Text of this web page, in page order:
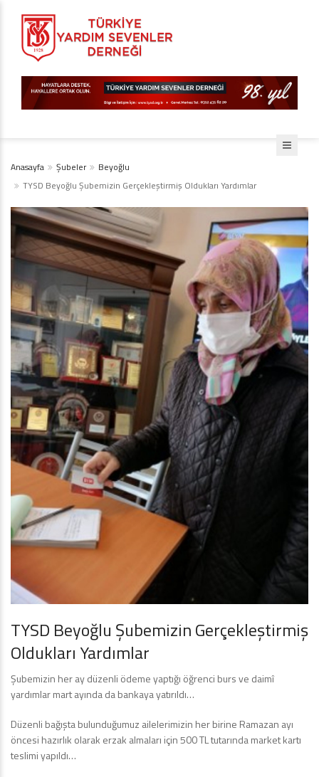
Anasayfa Şubeler
Beyoğlu
TYSD Beyoğlu Şubemizin Gerçekleştirmiş Oldukları Yardımlar
TYSD Beyoğlu Şubemizin Gerçekleştirmiş
Oldukları Yardımlar
Şubemizin her ay düzenli ödeme yaptığı öğrenci burs ve daimî
yardımlar mart ayında da bankaya yatırıldı…
Düzenli bağışta bulunduğumuz ailelerimizin her birine Ramazan ayı
öncesi hazırlık olarak erzak almaları için 500 TL tutarında market kartı
teslimi yapıldı…